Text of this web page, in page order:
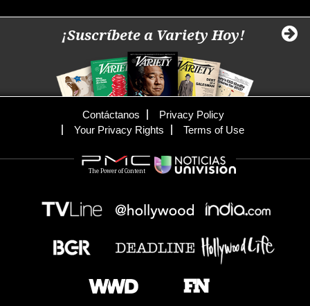
¡Suscríbete a Variety Hoy!
Contáctanos
Privacy Policy
Your Privacy Rights
Terms of Use
The Power of Content